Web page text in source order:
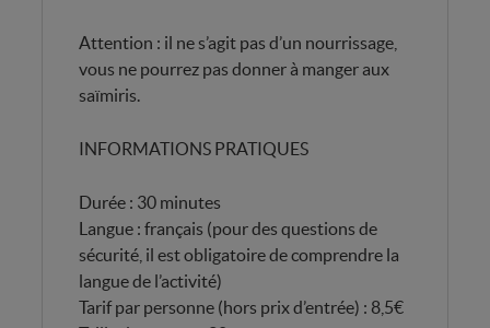
Attention : il ne s’agit pas d’un nourrissage,
vous ne pourrez pas donner à manger aux
saïmiris.
INFORMATIONS PRATIQUES
Durée : 30 minutes
Langue : français (pour des questions de
sécurité, il est obligatoire de comprendre la
langue de l’activité)
Tarif par personne (hors prix d’entrée) : 8,5€